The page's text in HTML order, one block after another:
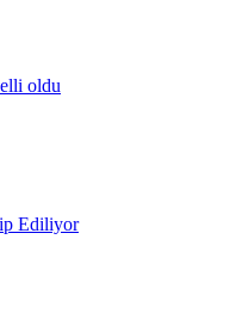
oldu
Ediliyor